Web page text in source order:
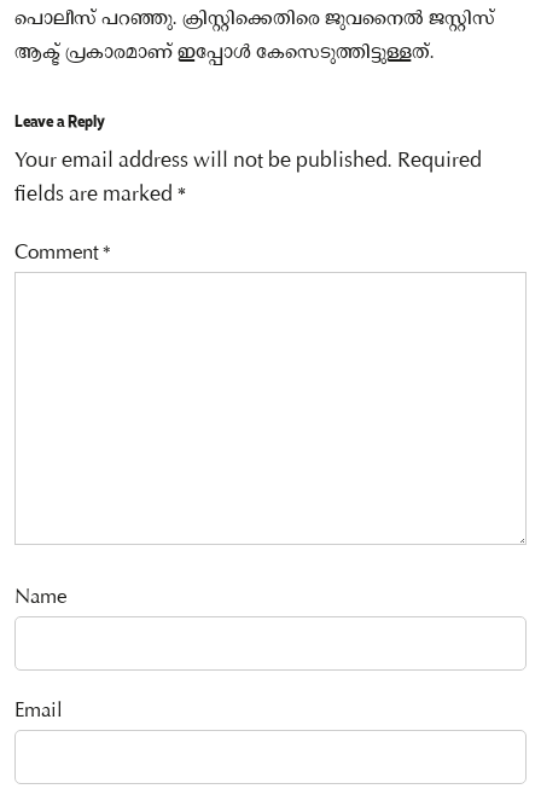
പൊലീസ് പറഞ്ഞു. ക്രിസ്റ്റിക്കെതിരെ ജുവനൈല്‍ ജസ്റ്റിസ്
ആക്ട് പ്രകാരമാണ് ഇപ്പോൾ കേസെടുത്തിട്ടുള്ളത്.
Leave a Reply
Your email address will not be published. Required
fields are marked *
Comment*
Name
Email